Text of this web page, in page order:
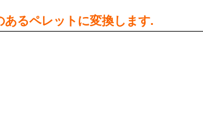
るペレットに変換します.